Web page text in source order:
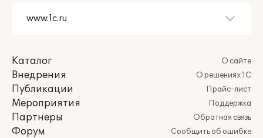
Каталог
Внедрения
Публикации
Мероприятия
Партнеры
Форум
О сайте
О решениях 1С
Прайс-лист
Поддержка
Обратная связь
Сообщить об ошибке